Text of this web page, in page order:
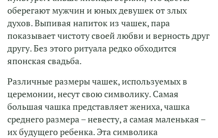
оберегают мужчин и юных девушек от злых
духов. Выпивая напиток из чашек, пара
показывает чистоту своей любви и верность друг
другу. Без этого ритуала редко обходится
японская свадьба.
Различные размеры чашек, используемых в
церемонии, несут свою символику. Самая
большая чашка представляет жениха, чашка
среднего размера – невесту, а самая маленькая –
их будущего ребенка. Эта символика